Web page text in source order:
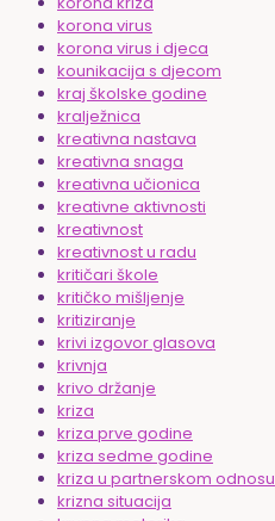
korona virus
korona virus i djeca
kounikacija s djecom
kraj školske godine
kralježnica
kreativna nastava
kreativna snaga
kreativna učionica
kreativne aktivnosti
kreativnost
kreativnost u radu
kritičari škole
kritičko mišljenje
kritiziranje
krivi izgovor glasova
krivnja
krivo držanje
kriza
kriza prve godine
kriza sedme godine
kriza u partnerskom odnosu
krizna situacija